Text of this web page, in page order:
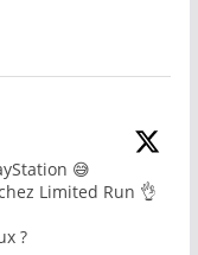
😅
Limited Run 👌
?